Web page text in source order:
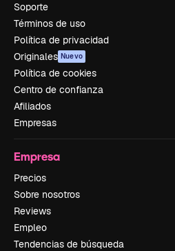
Soporte
Términos de uso
Política de privacidad
Originales Nuevo
Política de cookies
Centro de confianza
Afiliados
Empresas
Empresa
Precios
Sobre nosotros
Reviews
Empleo
Tendencias de búsqueda